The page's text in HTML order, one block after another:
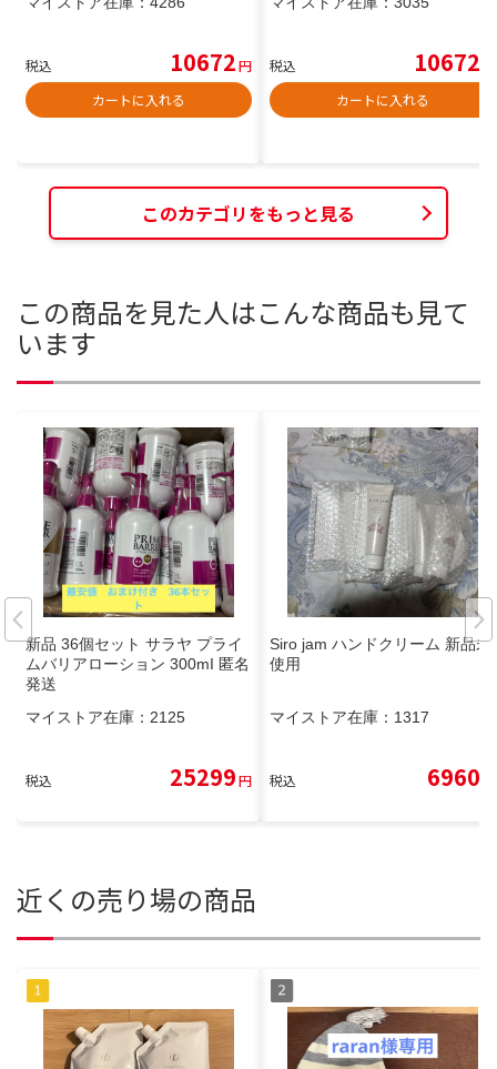
税込 10672円
カートに入れる
税込 10672
カートに入れる
このカテゴリをもっと見る
この商品を見た人はこんな商品も見て
います
新品 36個セット サラヤ プライ
ムバリアローション 300mI 匿名
発送
マイストア在庫： 2125
税込 25299円
Siro jam ハンドクリーム 新品未
使用
マイストア在庫： 1317
税込 6960
近くの売り場の商品